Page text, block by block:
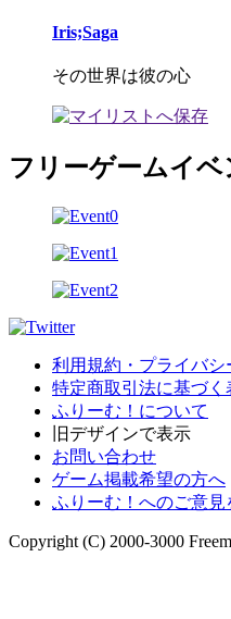
Iris;Saga
その世界は彼の心
フリーゲームイベ
利用規約・プライバシ
特定商取引法に基づく
ふりーむ！について
旧デザインで表示
お問い合わせ
ゲーム掲載希望の方へ
ふりーむ！へのご意
Copyright (C) 2000-3000